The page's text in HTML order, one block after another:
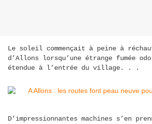
Le soleil commençait à peine à
d’Allons lorsqu’une étrange fumée
étendue à l’entrée du village. . .
D’impressionnantes machines s’en